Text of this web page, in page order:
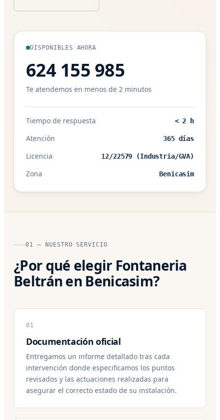
DISPONIBLES AHORA
624 155 985
Te atendemos en menos de 2 minutos
Tiempo de respuesta < 2 h
Atención 365 días
Licencia 12/22579 (Industria/GVA)
Zona Benicasim
01 — NUESTRO SERVICIO
¿Por qué elegir Fontaneria
Beltrán en Benicasim?
01
Documentación oficial
Entregamos un informe detallado tras cada
intervención donde especificamos los puntos
revisados y las actuaciones realizadas para
asegurar el correcto estado de su instalación.